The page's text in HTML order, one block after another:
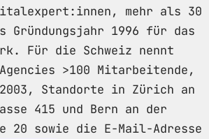
mehr als 30
Gründungsjahr 1996 für das
Für die Schweiz nennt
>100 Mitarbeitende,
2003, Standorte in Zürich an
415 und Bern an der
20 sowie die E-Mail-Adresse